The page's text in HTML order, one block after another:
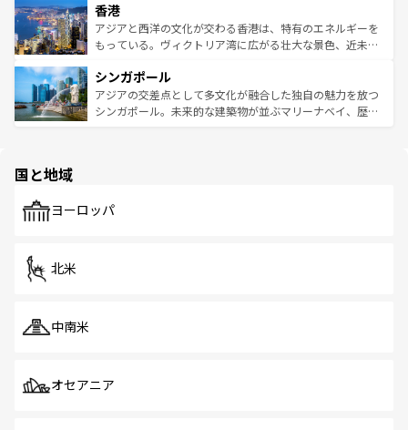
とつ。フォーやバインミー、ベトナムコーヒーなどは、ぜ
ひ現地で味わいたい。どの地域を訪れてもあたたかい人々
が旅行者を迎えてくれるので、きっと忘れられない旅にな
参照してほしい。
の活気が交差している。北部ではチェンマイなどの山岳地
帯で自然と触れ合い、南部ではプーケットやクラビの美し
いビーチでリゾート気分を楽しむことができる。タイ料理
激する。気候は一年中温暖で、どの季節にも異なる楽しみ
が待っている。親しみやすいタイの人々、仏教を中心とし
た文化、そして多様な観光資源が、訪れる旅人を魅了し続
香港
アジアと西洋の文化が交わる香港は、特有のエネルギーを
もっている。ヴィクトリア湾に広がる壮大な景色、近未来
み、どこを訪れても感動するはず。観光スポットが密集し
ており、効率よく見どころを回れるのも魅力。息をのむよ
うな絶景から文化的な体験まで、香港を存分に楽しみ尽く
シンガポール
アジアの交差点として多文化が融合した独自の魅力を放つ
シンガポール。未来的な建築物が並ぶマリーナベイ、歴史
で、ホーカーズは地元の風情を楽しめる外せないスポット
国と地域
ヨーロッパ
北米
中南米
オセアニア